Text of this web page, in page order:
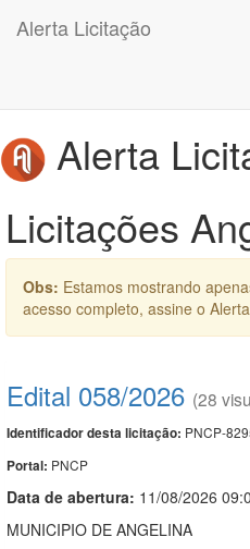
Alerta Licitação
Alerta
Licitações
Obs: Estamos mostrando
acesso completo, assine o
Edital 058/2026 (28
Identificador desta licitação: PNCP-
Portal: PNCP
Data de abertura: 11/08/2026
MUNICIPIO DE ANGELINA